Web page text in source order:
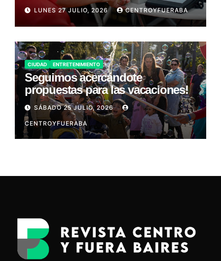
LUNES 27 JULIO, 2026 CENTROYFUERABA
CIUDAD ENTRETENIMIENTO
Seguimos acercándote
propuestas para las vacaciones!
SÁBADO 25 JULIO, 2026
CENTROYFUERABA